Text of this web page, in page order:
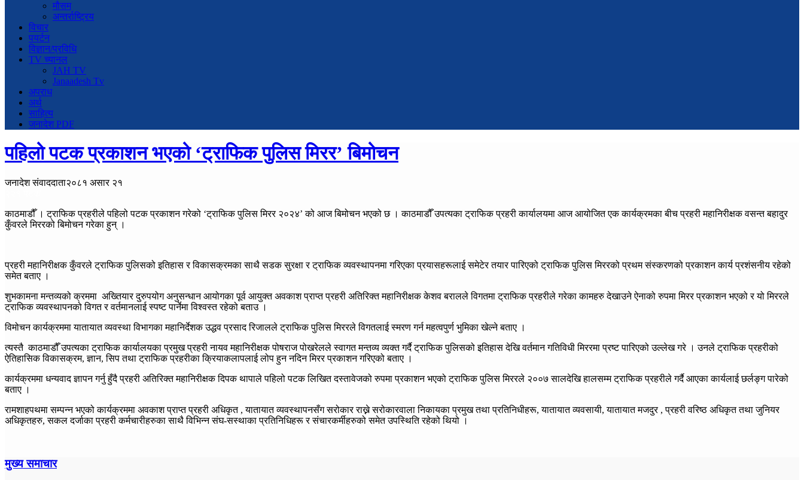
मौसम
अन्तर्राष्ट्रिय
विचार
पयर्टन
विज्ञान/प्रविधि
TV च्यानल
JAH TV
Janaadesh Tv
अपराध
अर्थ
साहित्य
जनादेश PDF
पहिलो पटक प्रकाशन भएको ‘ट्राफिक पुलिस मिरर’ बिमोचन
जनादेश संवाददाता२०८१ असार २१
काठमाडौँ । ट्राफिक प्रहरीले पहिलो पटक प्रकाशन गरेको ‘ट्राफिक पुलिस मिरर २०२४’ को आज बिमोचन भएको छ । काठमाडौँ उपत्यका ट्राफिक प्रहरी कार्यालयमा आज आयोजित एक कार्यक्रमका बीच प्रहरी महानिरीक्षक वसन्त बहादुर
कुँवरले मिररको बिमोचन गरेका हुन् ।
प्रहरी महानिरीक्षक कुँवरले ट्राफिक पुलिसको इतिहास र विकासक्रमका साथै सडक सुरक्षा र ट्राफिक व्यवस्थापनमा गरिएका प्रयासहरूलाई समेटेर तयार पारिएको ट्राफिक पुलिस मिररको प्रथम संस्करणको प्रकाशन कार्य प्रशंसनीय रहेको
समेत बताए ।
शुभकामना मन्तव्यको क्रममा अख्तियार दुरुपयोग अनुसन्धान आयोगका पूर्व आयुक्त अवकाश प्राप्त प्रहरी अतिरिक्त महानिरीक्षक केशव बरालले विगतमा ट्राफिक प्रहरीले गरेका कामहरु देखाउने ऐनाको रुपमा मिरर प्रकाशन भएको र यो मिररले
ट्राफिक व्यवस्थापनको विगत र वर्तमानलाई स्पष्ट पार्नेमा विश्वस्त रहेको बताउ ।
विमोचन कार्यक्रममा यातायात व्यवस्था विभागका महानिर्देशक उद्धव प्रसाद रिजालले ट्राफिक पुलिस मिररले विगतलाई स्मरण गर्न महत्वपुर्ण भुमिका खेल्ने बताए ।
त्यस्तै काठमाडौँ उपत्यका ट्राफिक कार्यालयका प्रमुख प्रहरी नायव महानिरीक्षक पोषराज पोखरेलले स्वागत मन्तव्य व्यक्त गर्दै ट्राफिक पुलिसको इतिहास देखि वर्तमान गतिविधी मिररमा प्रष्ट पारिएको उल्लेख गरे । उनले ट्राफिक प्रहरीको
ऐतिहासिक विकासक्रम, ज्ञान, सिप तथा ट्राफिक प्रहरीका क्रियाकलापलाई लोप हुन नदिन मिरर प्रकाशन गरिएको बताए ।
कार्यक्रममा धन्यवाद ज्ञापन गर्नु हुँदै प्रहरी अतिरिक्त महानिरीक्षक दिपक थापाले पहिलो पटक लिखित दस्तावेजको रुपमा प्रकाशन भएको ट्राफिक पुलिस मिररले २००७ सालदेखि हालसम्म ट्राफिक प्रहरीले गर्दै आएका कार्यलाई छर्लङ्ग पारेको
बताए ।
रामशाहपथमा सम्पन्न भएको कार्यक्रममा अवकाश प्राप्त प्रहरी अधिकृत , यातायात व्यवस्थापनसँग सरोकार राख्ने सरोकारवाला निकायका प्रमुख तथा प्रतिनिधीहरू, यातायात व्यवसायी, यातायात मजदुर , प्रहरी वरिष्ठ अधिकृत तथा जुनियर
अधिकृतहरु, सकल दर्जाका प्रहरी कर्मचारीहरुका साथै विभिन्न संघ-सस्थाका प्रतिनिधिहरू र संचारकर्मीहरुको समेत उपस्थिति रहेको थियो ।
मुख्य समाचार